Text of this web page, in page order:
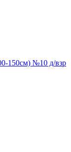
150см) №10 д/взр